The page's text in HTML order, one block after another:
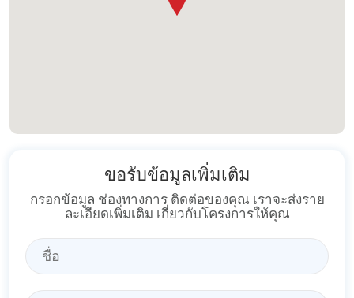
ขอรับข้อมูลเพิ่มเติม
กรอกข้อมูล ช่องทางการ ติดต่อของคุณ เราจะส่งราย
ละเอียดเพิ่มเติม เกี่ยวกับโครงการให้คุณ